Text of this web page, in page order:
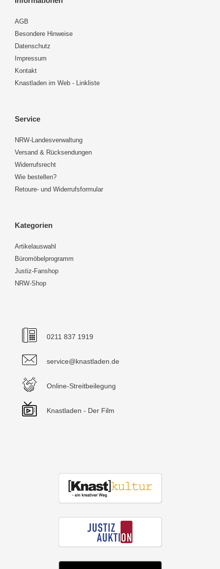
AGB
Besondere Hinweise
Datenschutz
Impressum
Kontakt
Knastladen im Web - Linkliste
Service
NRW-Landesverwaltung
Versand & Rücksendungen
Widerrufsrecht
Wie bestellen?
Retoure- und Widerrufsformular
Kategorien
Artikelauswahl
Büromöbelprogramm
Justiz-Fanshop
NRW-Shop
0211 837 1919
service@knastladen.de
Online-Streitbeilegung
Knastladen - Der Film